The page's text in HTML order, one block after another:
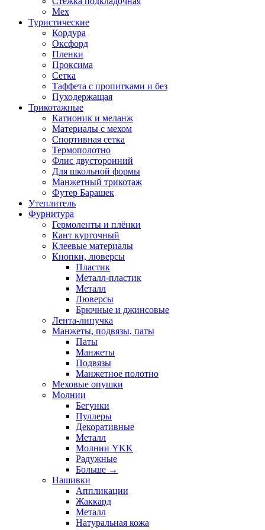
Мех
Туристические
Кордура
Оксфорд
Пленки
Проксима
Сетка
Таффета с пропитками и без
Пуходержащая
Трикотажные
Катионик и меланж
Материалы с мехом
Спортивная сетка
Термополотно
Флис двусторонний
Для школьной формы
Манжетный трикотаж
Футер Барашек
Утеплитель
Фурнитура
Гермоленты и плёнки
Кант курточный
Клеевые материалы
Кнопки, люверсы
Пластик
Металл-пластик
Металл
Люверсы
Брючные и джинсовые
Лента-липучка
Манжеты, подвязы, паты
Паты
Манжеты
Подвязы
Манжетное полотно
Меховые опушки
Молнии
Бегунки
Пуллеры
Декоративные
Металл
Молнии YKK
Радужные
Больше →
Нашивки
Аппликации
Жаккард
Металл
Натуральная кожа